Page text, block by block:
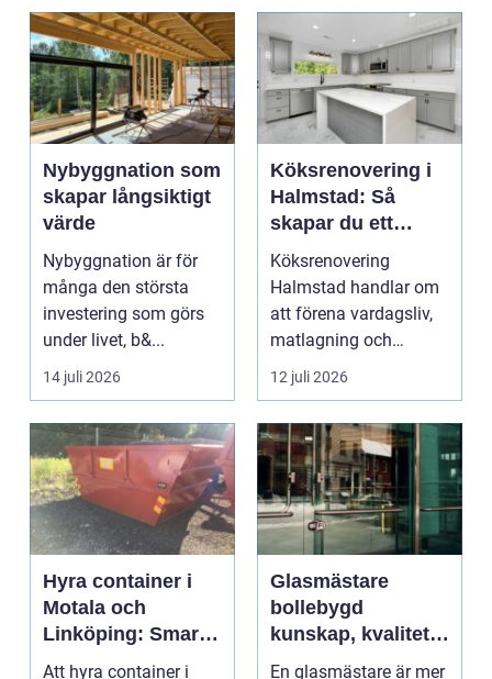
Nybyggnation som
skapar långsiktigt
värde
Nybyggnation är för
många den största
investering som görs
under livet, b&...
14 juli 2026
Köksrenovering i
Halmstad: Så
skapar du ett
funktionellt och
trivsamt kök
Köksrenovering
Halmstad handlar om
att förena vardagsliv,
matlagning och
umgänge i et...
12 juli 2026
Hyra container i
Motala och
Linköping: Smart
avfallshantering
Att hyra container i
Glasmästare
bollebygd
kunskap, kvalitet
och smarta
En glasmästare är mer